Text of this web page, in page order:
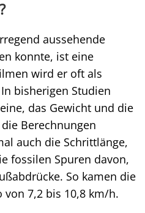
aussehende
konnte, ist eine
wird er oft als
bisherigen Studien
das Gewicht und die
Berechnungen
auch die Schrittlänge,
fossilen Spuren davon,
So kamen die
von 7,2 bis 10,8 km/h.